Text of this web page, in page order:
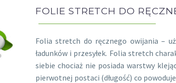
FOLIE STRETCH DO
Folia stretch do ręcznego owijania –
ładunków i przesyłek. Folia stretch
siebie chociaż nie posiada warstwy
pierwotnej postaci (długość) co